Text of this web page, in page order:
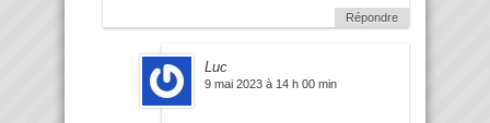
Répondre
Luc
9 mai 2023 à 14 h 00 min